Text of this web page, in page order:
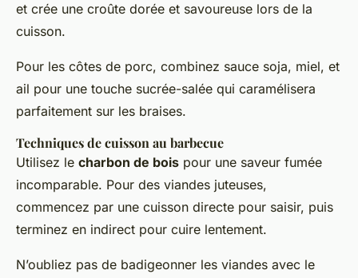
et crée une croûte dorée et savoureuse lors de la
cuisson.
Pour les côtes de porc, combinez sauce soja, miel, et
ail pour une touche sucrée-salée qui caramélisera
parfaitement sur les braises.
Techniques de cuisson au barbecue
Utilisez le charbon de bois pour une saveur fumée
incomparable. Pour des viandes juteuses,
commencez par une cuisson directe pour saisir, puis
terminez en indirect pour cuire lentement.
N’oubliez pas de badigeonner les viandes avec le